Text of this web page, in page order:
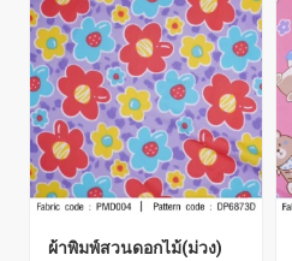
ผ้าพิมพ์สวนดอกไม้(ม่วง)